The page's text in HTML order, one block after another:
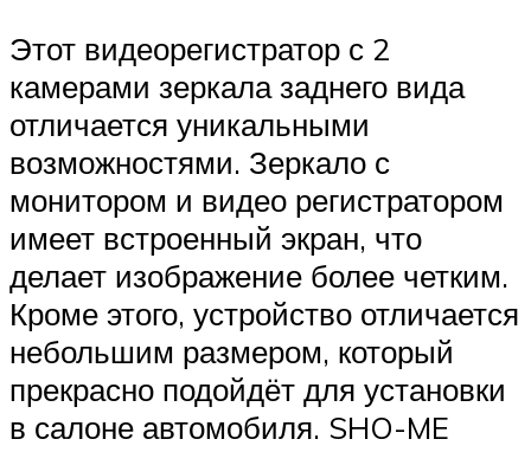
Этот видеорегистратор с 2
камерами зеркала заднего вида
отличается уникальными
возможностями. Зеркало с
монитором и видео регистратором
имеет встроенный экран, что
делает изображение более четким.
Кроме этого, устройство отличается
небольшим размером, который
прекрасно подойдёт для установки
в салоне автомобиля. SHO-ME